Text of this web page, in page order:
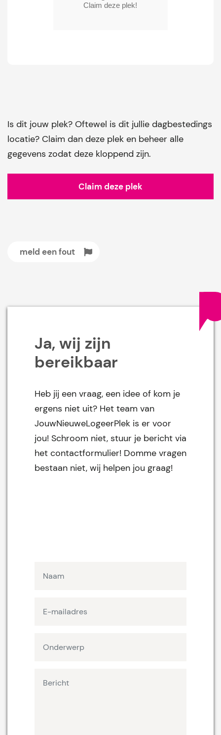
Is dit jouw plek? Oftewel is dit jullie dagbestedings
locatie? Claim dan deze plek en beheer alle
gegevens zodat deze kloppend zijn.
Claim deze plek
meld een fout
Ja, wij zijn
bereikbaar
Heb jij een vraag, een idee of kom je
ergens niet uit? Het team van
JouwNieuweLogeerPlek is er voor
jou! Schroom niet, stuur je bericht via
het contactformulier! Domme vragen
bestaan niet, wij helpen jou graag!